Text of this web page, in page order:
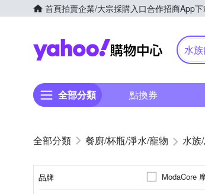
首頁拍賣企業/大宗採購入口合作招商App下
Yahoo購
水
全部分類 點換券
餐廚/杯瓶/淨水/寵物 水族
品牌 ModaCore